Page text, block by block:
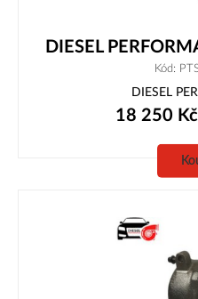
DIESEL
Kód:
DIESEL
18 250 Kč